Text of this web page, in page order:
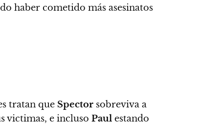
haber cometido más asesinatos
tratan que Spector sobreviva a
victimas, e incluso Paul estando